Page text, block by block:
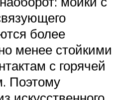
более
менее стойкими
с горячей
Поэтому